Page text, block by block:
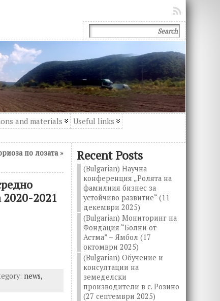
and materials
Useful links
по лозата»
2020-2021
news,
Recent Posts
(Bulgarian) Научна
конференция „Ролята на
фамилния бизнес за
устойчиво развитие“ (11
декември 2025)
(Bulgarian) Мониторинг на
Фондация “Болни от
Астма” – Ямбол (17
октомври 2025)
(Bulgarian) Обучение и
консултации на
земеделски
производители в с. Розино
(27 септември 2025)